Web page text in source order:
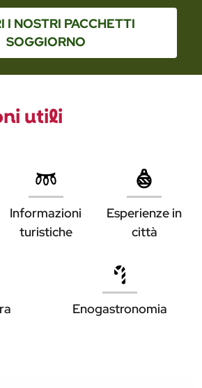
I NOSTRI PACCHETTI
SOGGIORNO
utili
INFOPOINT
Informazioni
turistiche
ESPERIENZE
A FERRARA
Esperienze in
città
IN AUTO
Enogastronomia